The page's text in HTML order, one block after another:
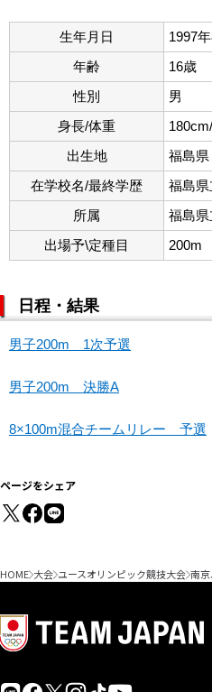
生年月日
1997
年齢
16歳
性別
男
身長/体重
出生地
福島県
在学校名/最終学歴
福島
所属
福島
出場予\定種目
200m
日程・結果
男子200m 1次予選
男子200m 決勝A
8×100m混合チームリレー 予選
ページをシェア
HOME 大会 ユースオリンピック競技大会 南